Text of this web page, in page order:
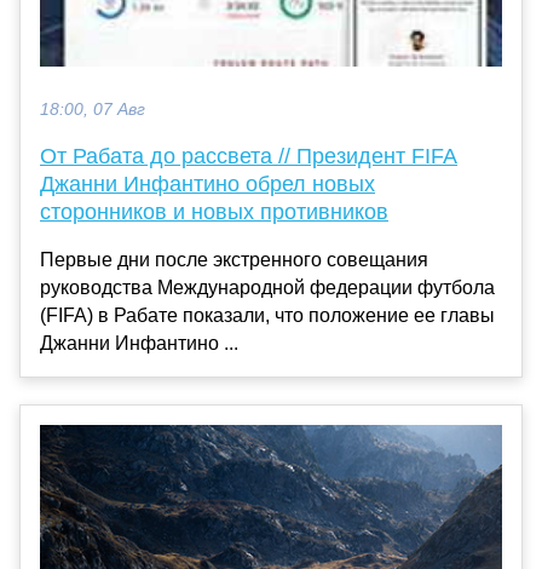
18:00, 07 Авг
От Рабата до рассвета // Президент FIFA
Джанни Инфантино обрел новых
сторонников и новых противников
Первые дни после экстренного совещания
руководства Международной федерации футбола
(FIFA) в Рабате показали, что положение ее главы
Джанни Инфантино ...